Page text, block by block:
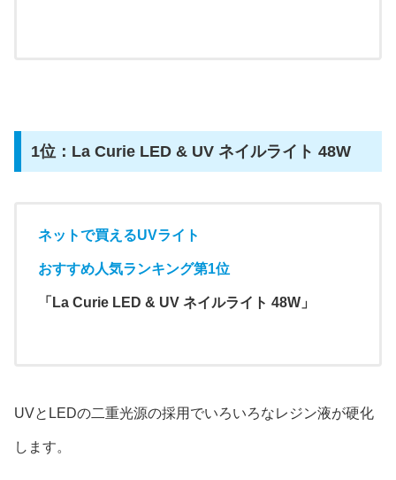
1位：La Curie LED & UV ネイルライト 48W
ネットで買えるUVライト
おすすめ人気ランキング第1位
「La Curie LED & UV ネイルライト 48W」
UVとLEDの二重光源の採用でいろいろなレジン液が硬化
します。